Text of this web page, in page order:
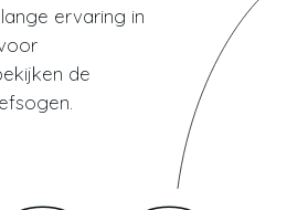
ervaring in
de